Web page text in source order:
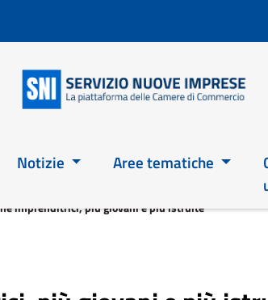
Notizie Aree tematiche
imprenditrici, più giovani e più istruite